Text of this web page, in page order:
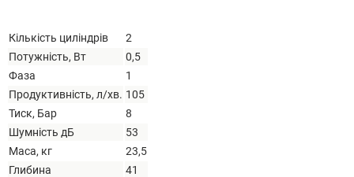
Кількість циліндрів
2
Потужність, Вт
0,5
Фаза
1
Продуктивність, л/хв. 105
Тиск, Бар
8
Шумність дБ
53
Маса, кг
23,5
Глибина
41